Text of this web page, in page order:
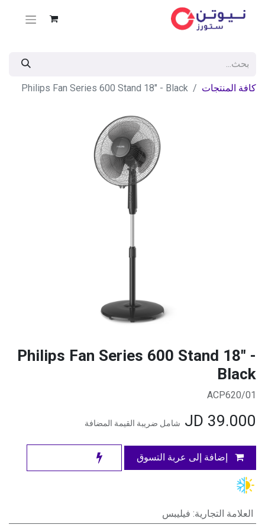
كافة المنتجات Philips Fan Series 600 Stand 18" - Black
Philips Fan Series 600 Stand 18" -
Black
ACP620/01
39.000 شامل ضريبة القيمة المضافة
إضافة إلى عربة التسوق
العلامة التجارية: فيليبس